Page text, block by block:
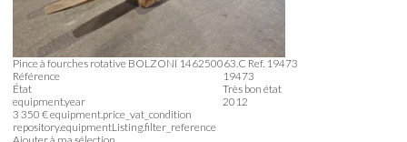
Pince à fourches rotative BOLZONI 146250063.C Ref. 19473
Référence
19473
État
Très bon état
equipment.year
2012
3 350 €equipment.price_vat_condition
repository.equipmentListing.filter_reference